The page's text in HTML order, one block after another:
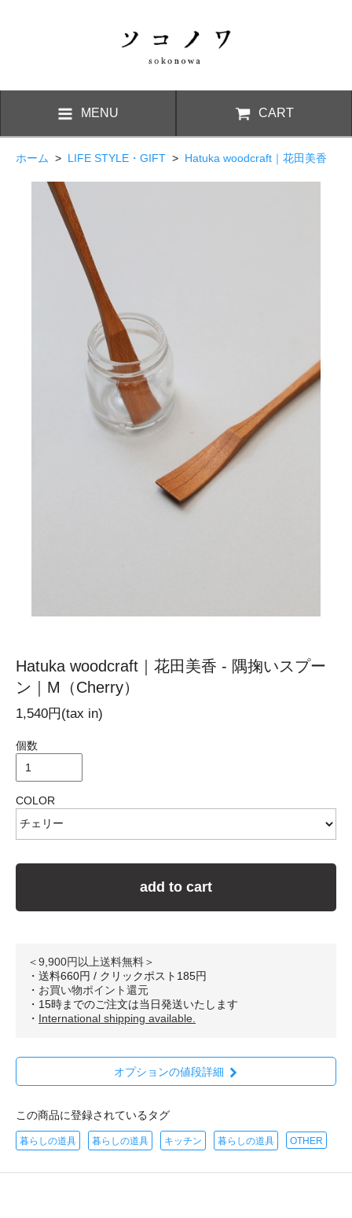
MENU CART
ホーム > LIFE STYLE・GIFT > Hatuka woodcraft｜花田美香
Hatuka woodcraft｜花田美香 - 隅掬いスプー
ン｜M（Cherry）
1,540円(tax in)
個数
COLOR
add to cart
＜9,900円以上送料無料＞
・送料660円 / クリックポスト185円
・ お買い物ポイント還元
・15時までのご注文は当日発送いたします
・ International shipping available.
オプションの値段詳細
この商品に登録されているタグ
暮らしの道具 暮らしの道具 キッチン 暮らしの道具 OTHER